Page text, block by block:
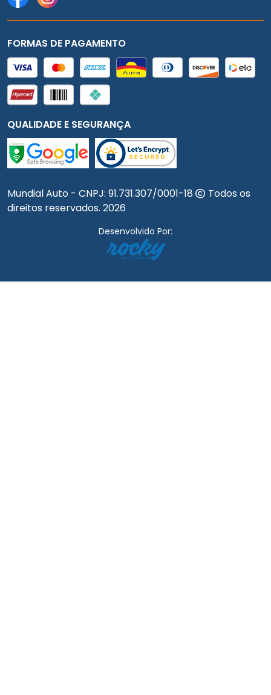
FORMAS DE PAGAMENTO
QUALIDADE E SEGURANÇA
Mundial Auto - CNPJ: 91.731.307/0001-18
Todos os
direitos reservados. 2026
Desenvolvido Por: